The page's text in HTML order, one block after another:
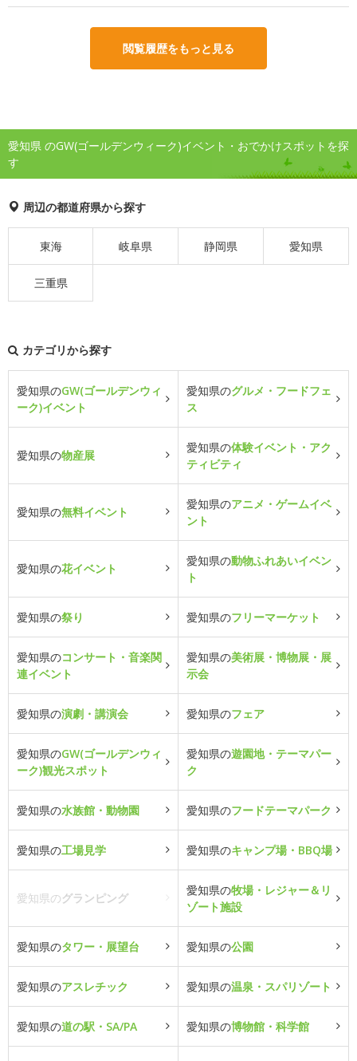
閲覧履歴をもっと見る
愛知県 のGW(ゴールデンウィーク)イベント・おでかけスポットを探
す
周辺の都道府県から探す
東海 岐阜県 静岡県 愛知県
三重県
カテゴリから探す
愛知県のGW(ゴールデンウィ
ーク)イベント
愛知県のグルメ・フードフェ
ス
愛知県の物産展
愛知県の体験イベント・アク
ティビティ
愛知県の無料イベント
愛知県のアニメ・ゲームイベ
ント
愛知県の花イベント
愛知県の動物ふれあいイベン
ト
愛知県の祭り 愛知県のフリーマーケット
愛知県のコンサート・音楽関
連イベント
愛知県の美術展・博物展・展
示会
愛知県の演劇・講演会 愛知県のフェア
愛知県のGW(ゴールデンウィ
ーク)観光スポット
愛知県の遊園地・テーマパー
ク
愛知県の水族館・動物園 愛知県のフードテーマパーク
愛知県の工場見学 愛知県のキャンプ場・BBQ場
愛知県のグランピング
愛知県の牧場・レジャー＆リ
ゾート施設
愛知県のタワー・展望台 愛知県の公園
愛知県のアスレチック 愛知県の温泉・スパリゾート
愛知県の道の駅・SA/PA 愛知県の博物館・科学館